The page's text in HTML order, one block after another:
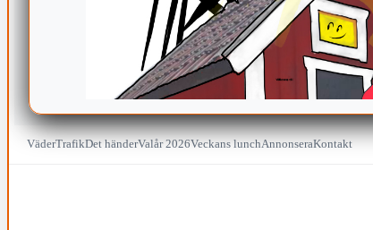
VäderTrafikDet händerValår 2026Veckans lunchAnnonseraKontakt